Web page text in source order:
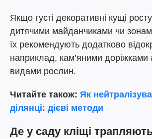
Якщо густі декоративні кущі
дитячими майданчиками чи
їх рекомендують додатково
наприклад, кам’яними доріжками
видами рослин.
Читайте також: Як
ділянці: дієві методи
Де у саду кліщі